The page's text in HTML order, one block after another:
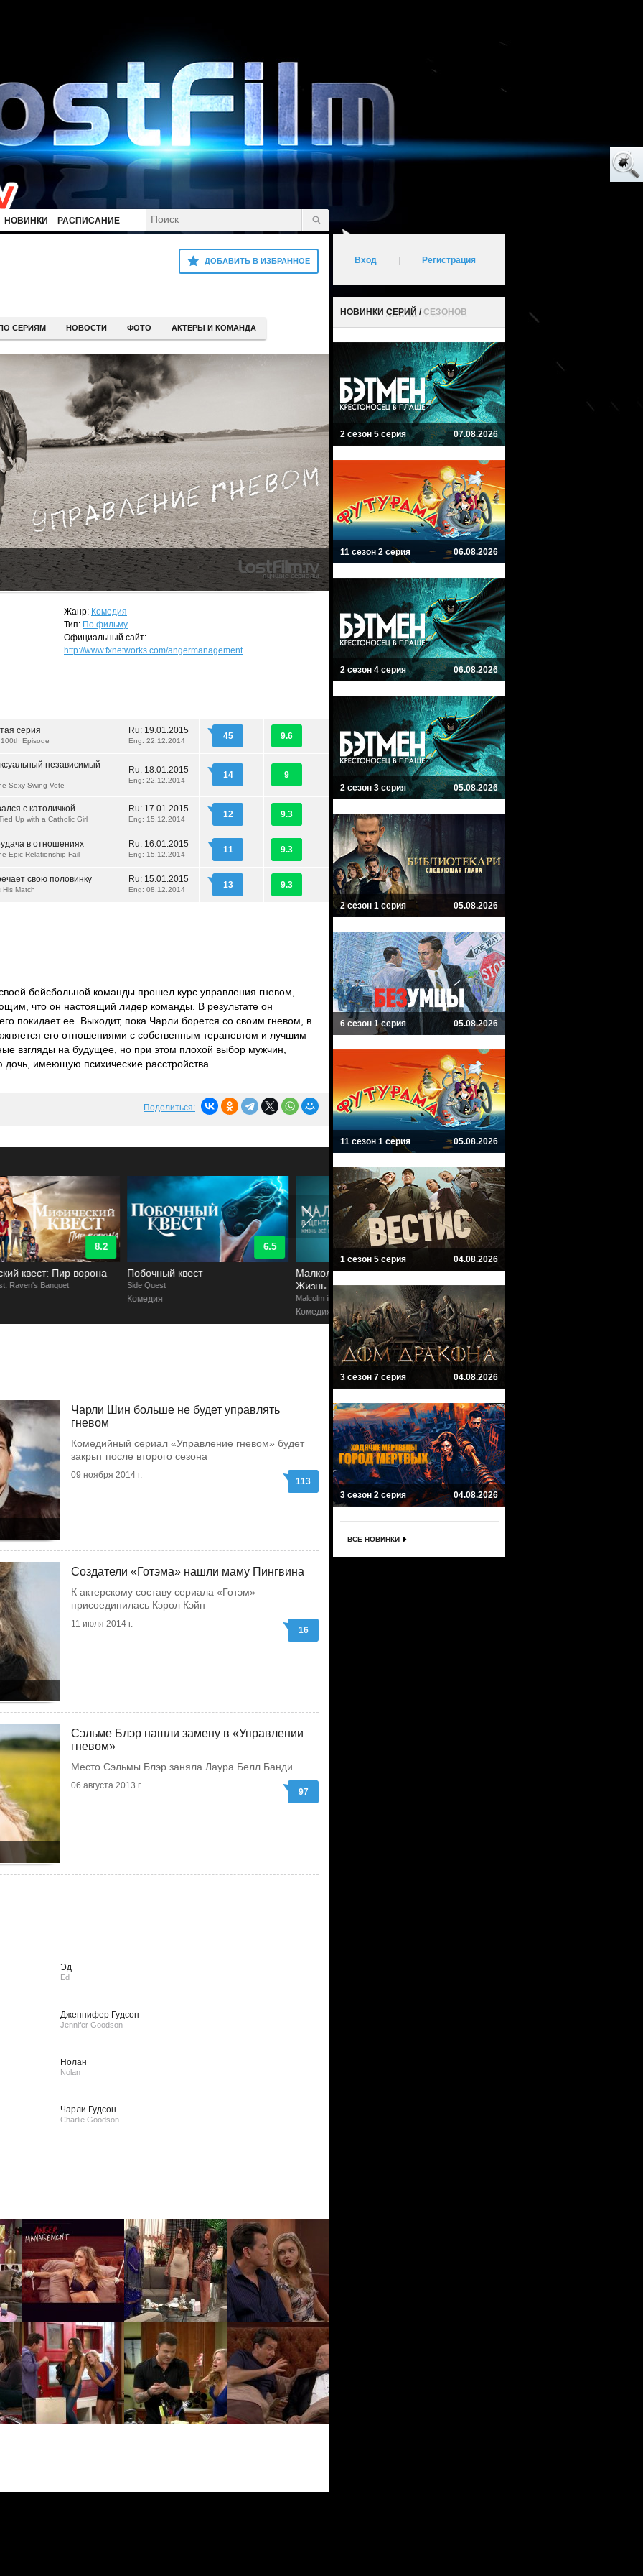
НОВИНКИ РАСПИСАНИЕ
ДОБАВИТЬ В ИЗБРАННОЕ
СЕРИЯМ НОВОСТИ ФОТО АКТЕРЫ И КОМАНДА
Жанр: Комедия
Тип: По фильму
Официальный сайт:
http://www.fxnetworks.com/angermanagement
серия
Episode
Ru: 19.01.2015
Eng: 22.12.2014 45 9.6
независимый
Sexy Swing Vote
Ru: 18.01.2015
Eng: 22.12.2014
14 9
с католичкой
Up with a Catholic Girl
Ru: 17.01.2015
Eng: 15.12.2014 12 9.3
в отношениях
Epic Relationship Fail
Ru: 16.01.2015
Eng: 15.12.2014 11 9.3
свою половинку
His Match
Ru: 15.01.2015
Eng: 08.12.2014 13 9.3
бейсбольной команды прошел курс управления гневом,
что он настоящий лидер команды. В результате он
покидает ее. Выходит, пока Чарли борется со своим гневом, в
его отношениями с собственным терапевтом и лучшим
взгляды на будущее, но при этом плохой выбор мужчин,
имеющую психические расстройства.
Поделиться:
квест
Quest
Малкольм в центре внимания:
Жизнь все еще несправедлива
Malcolm in the Middle: Life's Still Unfair
9
В Филадельфии всегда солнечно
It's Always Sunny in Philadelphia
Комедия
Мифический квест: Пир
Mythic Quest: Raven's Banquet
Чарли Шин больше не будет управлять
гневом
Комедийный сериал «Управление гневом» будет
закрыт после второго сезона
09 ноября 2014 г.
113
Создатели «Готэма» нашли маму Пингвина
К актерскому составу сериала «Готэм»
присоединилась Кэрол Кэйн
11 июля 2014 г.
16
Сэльме Блэр нашли замену в «Управлении
гневом»
Место Сэльмы Блэр заняла Лаура Белл Банди
06 августа 2013 г.
97
Эд
Ed
Дженнифер Гудсон
Jennifer Goodson
Нолан
Nolan
Чарли Гудсон
Charlie Goodson
Вход Регистрация
НОВИНКИ СЕРИЙ /СЕЗОНОВ
2 сезон 5 серия 07.08.2026
11 сезон 2 серия 06.08.2026
2 сезон 4 серия 06.08.2026
2 сезон 3 серия 05.08.2026
2 сезон 1 серия 05.08.2026
6 сезон 1 серия 05.08.2026
11 сезон 1 серия 05.08.2026
1 сезон 5 серия 04.08.2026
3 сезон 7 серия 04.08.2026
3 сезон 2 серия 04.08.2026
ВСЕ НОВИНКИ